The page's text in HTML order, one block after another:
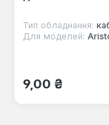
Тип обладнання:
Для моделей:
Звичайна ціна:
9,00 ₴